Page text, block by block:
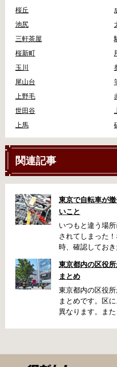
桜丘
池尻
三軒茶屋
桜新町
玉川
尾山台
上野毛
世田谷
上馬
関連記事
東京で自転車が
いこと
いつもと違う場
されてしまった
時、確認してお
くらい？なんて
前に確認していざ
代田区 / 新宿区 /
/ 北区 / 墨田区 /
された場合 猿楽
の地図が置いて
東京都内の区役
まとめ
東京都内の区役
まとめです。区
異なります。ま
の自転車駐輪場